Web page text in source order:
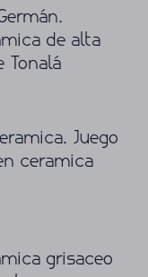
de alta
Tonalá
Juego
ceramica
grisaceo